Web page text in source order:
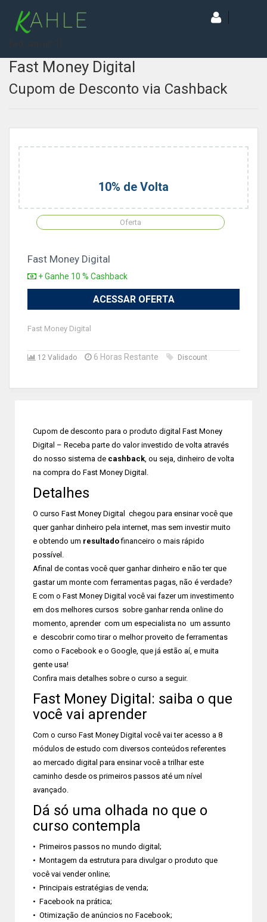
Fast Money Digital
Cupom de Desconto via Cashback
10% de Volta
Oferta
Fast Money Digital
+ Ganhe 10 % Cashback
ACESSAR OFERTA
Fast Money Digital
12 Validado 6 Horas Restante Discount
Cupom de desconto para o produto digital Fast Money
Digital – Receba parte do valor investido de volta através
do nosso sistema de cashback, ou seja, dinheiro de volta
na compra do Fast Money Digital.
Detalhes
O curso Fast Money Digital chegou para ensinar você que
quer ganhar dinheiro pela internet, mas sem investir muito
e obtendo um resultadofinanceiro o mais rápido
possível.
Afinal de contas você quer ganhar dinheiro e não ter que
gastar um monte com ferramentas pagas, não é verdade?
E com o Fast Money Digital você vai fazer um investimento
em dos melhores cursos sobre ganhar renda online do
momento, aprender com um especialista no um assunto
e descobrir como tirar o melhor proveito de ferramentas
como o Facebook e o Google, que já estão aí, e muita
gente usa!
Confira mais detalhes sobre o curso a seguir.
Fast Money Digital: saiba o que
você vai aprender
Com o curso Fast Money Digital você vai ter acesso a 8
módulos de estudo com diversos conteúdos referentes
ao mercado digital para ensinar você a trilhar este
caminho desde os primeiros passos até um nível
avançado.
Dá só uma olhada no que o
curso contempla
• Primeiros passos no mundo digital;
• Montagem da estrutura para divulgar o produto que
você vai vender online;
• Principais estratégias de venda;
• Facebook na prática;
• Otimização de anúncios no Facebook;